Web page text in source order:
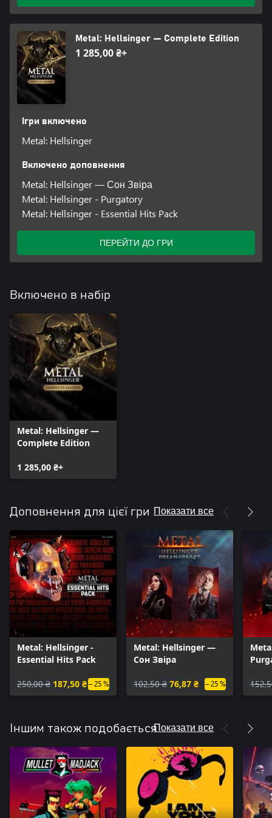
Закон DMCA й інформація про авторські права:
Ми повністю володіємо піснями, оскільки вони спеціально
написані, спродюсовані і виконані для гри. Зі свого боку ми
зробили усе необхідне, щоб вберегти вас від скарг на їх публічне
використання.
Metal: Hellsinger — Complete Edition
1 285,00 ₴+
Ігри включено
Metal: Hellsinger
Включено доповнення
Metal: Hellsinger — Сон Звіра
Metal: Hellsinger - Purgatory
Metal: Hellsinger - Essential Hits Pack
ПЕРЕЙТИ ДО ГРИ
Включено в набір
Metal: Hellsinger —
Complete Edition
1 285,00 ₴+
Доповнення для цієї гри Показати все
Metal: Hellsinger -
Essential Hits Pack
250,00 ₴ 187,50 ₴ – 25 %
Metal: Hellsinger —
Сон Звіра
102,50 ₴ 76,87 ₴ – 25 %
Іншим також подобаєтьсяПоказати все